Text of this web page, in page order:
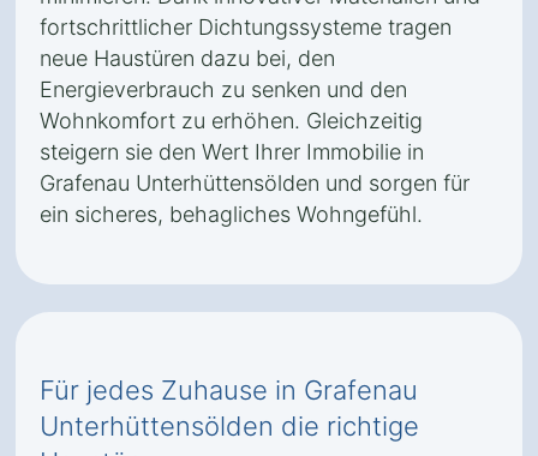
fortschrittlicher Dichtungssysteme tragen
neue Haustüren dazu bei, den
Energieverbrauch zu senken und den
Wohnkomfort zu erhöhen. Gleichzeitig
steigern sie den Wert Ihrer Immobilie in
Grafenau Unterhüttensölden und sorgen für
ein sicheres, behagliches Wohngefühl.
Für jedes Zuhause in Grafenau
Unterhüttensölden die richtige